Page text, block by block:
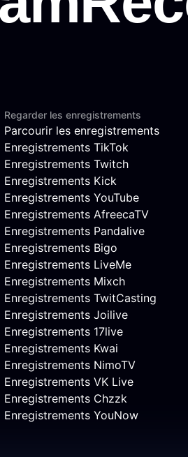
Regarder les enregistrements
Parcourir les enregistrements
Enregistrements TikTok
Enregistrements Twitch
Enregistrements Kick
Enregistrements YouTube
Enregistrements AfreecaTV
Enregistrements Pandalive
Enregistrements Bigo
Enregistrements LiveMe
Enregistrements Mixch
Enregistrements TwitCasting
Enregistrements Joilive
Enregistrements 17live
Enregistrements Kwai
Enregistrements NimoTV
Enregistrements VK Live
Enregistrements Chzzk
Enregistrements YouNow